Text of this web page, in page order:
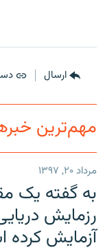
ارسال
مهم‌ترین
مرداد ۲۰, ۱۳۹۷
به گفته یک
رزمایش
آزمایش